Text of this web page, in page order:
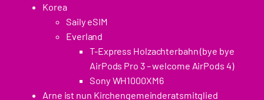
Korea
Saily eSIM
Everland
T-Express Holzachterbahn (bye bye
AirPods Pro 3 – welcome AirPods 4)
Sony WH1000XM6
Arne ist nun Kirchengemeinderatsmitglied